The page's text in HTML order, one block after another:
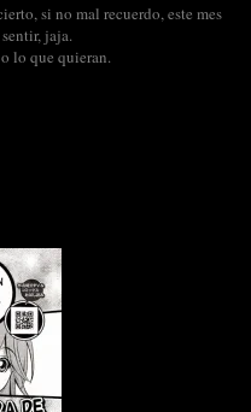
si no mal recuerdo, este mes
jaja.
lo que quieran.